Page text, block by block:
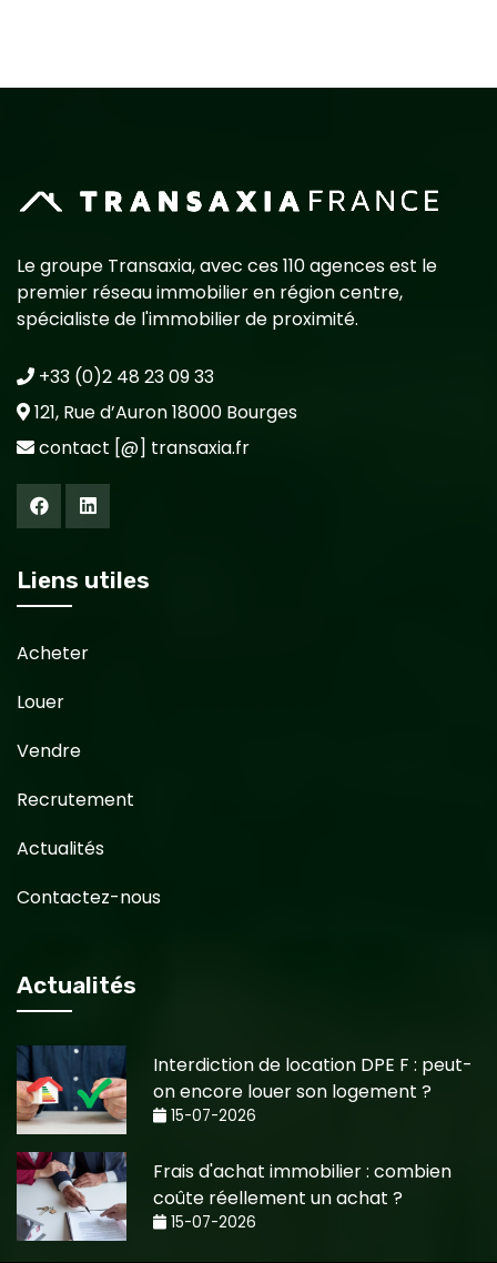
Le groupe Transaxia, avec ces 110 agences est le
premier réseau immobilier en région centre,
spécialiste de l'immobilier de proximité.
+33 (0)2 48 23 09 33
121, Rue d’Auron 18000 Bourges
contact [@] transaxia.fr
Liens utiles
Acheter
Louer
Vendre
Recrutement
Actualités
Contactez-nous
Actualités
Interdiction de location DPE F : peut-
on encore louer son logement ?
15-07-2026
Frais d'achat immobilier : combien
coûte réellement un achat ?
15-07-2026